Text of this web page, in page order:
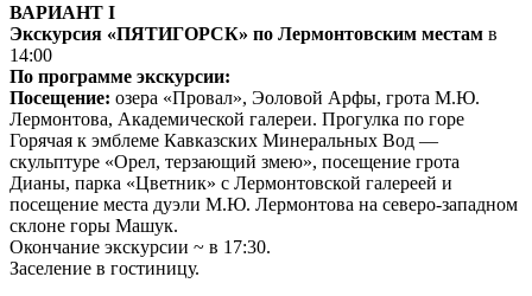
ВАРИАНТ I
Экскурсия «ПЯТИГОРСК» по Лермонтовским местам в
14:00
По программе экскурсии:
Посещение: озера «Провал», Эоловой Арфы, грота М.Ю.
Лермонтова, Академической галереи. Прогулка по горе
Горячая к эмблеме Кавказских Минеральных Вод —
скульптуре «Орел, терзающий змею», посещение грота
Дианы, парка «Цветник» с Лермонтовской галереей и
посещение места дуэли М.Ю. Лермонтова на северо-западном
склоне горы Машук.
Окончание экскурсии ~ в 17:30.
Заселение в гостиницу.